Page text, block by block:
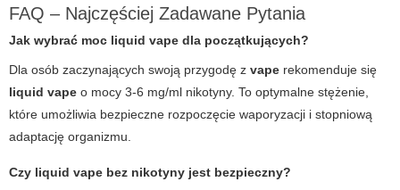
FAQ – Najczęściej Zadawane Pytania
Jak wybrać moc liquid vape dla początkujących?
Dla osób zaczynających swoją przygodę z vape rekomenduje się
liquid vape o mocy 3-6 mg/ml nikotyny. To optymalne stężenie,
które umożliwia bezpieczne rozpoczęcie waporyzacji i stopniową
adaptację organizmu.
Czy liquid vape bez nikotyny jest bezpieczny?